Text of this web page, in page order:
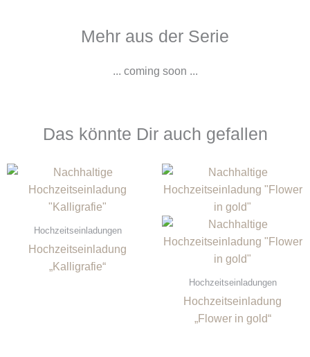
Mehr aus der Serie
... coming soon ...
Das könnte Dir auch gefallen
Hochzeitseinladungen
Hochzeitseinladung
„Kalligrafie“
Hochzeitseinladungen
Hochzeitseinladung
„Flower in gold“